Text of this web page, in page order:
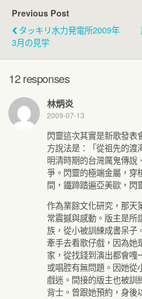
Previous Post
タッキリ水力発電所2009年
3月の見学
12 responses
林炳炎
2009-07-13
閃靈這次其實是新歌發表
方說法是：「從祖先的渡
明清時期的台灣厲鬼傳說
爭。閃靈的極端金屬，穿
間，鐵蹄踏遍亞美歐，閃
作為業餘文化研究，那天
常震撼與感動。版主是所
族，從小被訓練成書呆子
牽手去看歌仔戲，因為她
家，從找錢到演出都會嘎
或唱腔有無問題。因她從
戲迷。間接的版主也被訓
背士。曾跟她預約，身後